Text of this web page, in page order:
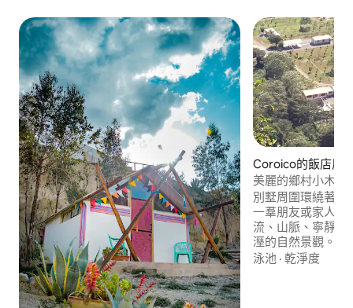
Coroico的飯店房
美麗的鄉村小木屋
別墅周圍環繞著山
一羣朋友或家人一
流、山脈、寧靜、
溼的自然景觀。
陵叢林、山林）
泳池 ·乾淨度